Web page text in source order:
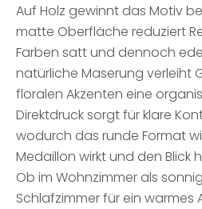
Auf Holz gewinnt das Motiv
matte Oberfläche reduziert
Farben satt und dennoch
natürliche Maserung verleiht
floralen Akzenten eine
Direktdruck sorgt für klare
wodurch das runde Format
Medaillon wirkt und den Blick
Ob im Wohnzimmer als
Schlafzimmer für ein warmes